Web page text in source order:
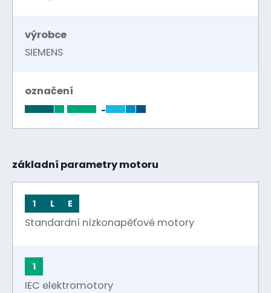
výrobce
SIEMENS
označení
-
základní parametry motoru
1 L E
Standardní nízkonapěťové motory
1
IEC elektromotory